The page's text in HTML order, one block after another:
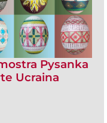
Pysanka
Ucraina